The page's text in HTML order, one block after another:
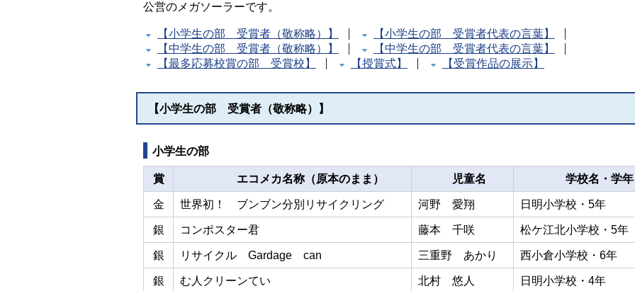
公営のメガソーラーです。
【小学生の部 受賞者（敬称略）】
【小学生の部 受賞者代表の言葉】
【中学生の部 受賞者（敬称略）】
【中学生の部 受賞者代表の言葉】
【最多応募校賞の部 受賞校】
【授賞式】 【受賞作品の展示】
【小学生の部 受賞者（敬称略）】
小学生の部
賞 エコメカ名称（原本のまま） 児童名 学校名・学年
金 世界初！ ブンブン分別リサイクリング 河野 愛翔 日明小学校・5年
銀 コンポスター君 藤本 千咲 松ケ江北小学校・5年
銀 リサイクル Gardage can 三重野 あかり 西小倉小学校・6年
銀 む人クリーンてい 北村 悠人 日明小学校・4年